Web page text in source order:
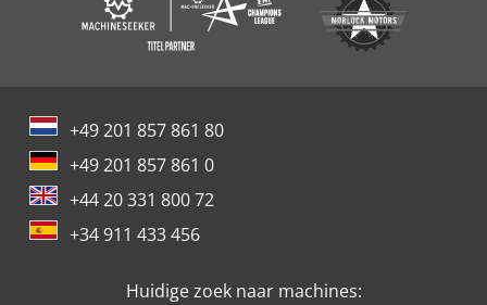
+49 201 857 861 80
+49 201 857 861 0
+44 20 331 800 72
+34 911 433 456
Huidige zoek naar machines: